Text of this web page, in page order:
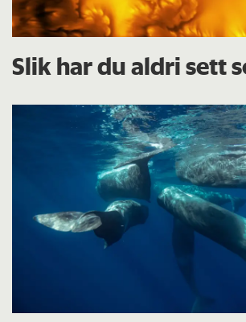
Slik har du aldri sett